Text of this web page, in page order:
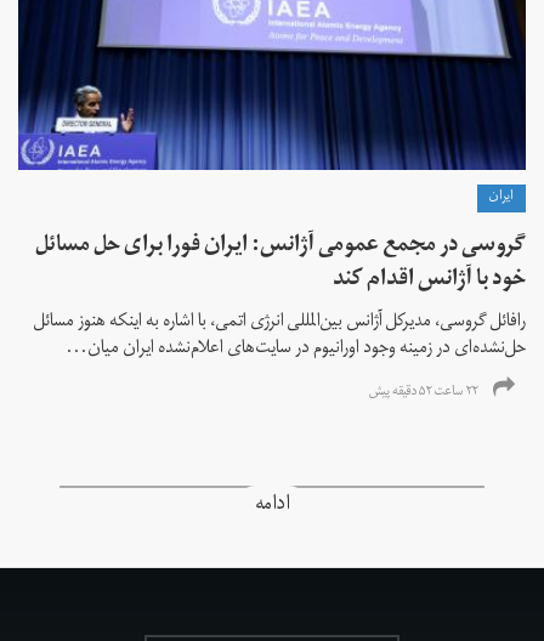
ايران
گروسی در مجمع عمومی آژانس: ایران فورا برای حل مسائل
خود با آژانس اقدام کند
رافائل گروسی، مدیرکل آژانس بین‌المللی انرژی اتمی، با اشاره به اینکه هنوز مسائل
حل‌نشده‌ای در زمینه وجود اورانیوم در سایت‌های اعلام‌نشده ایران میان...
۲۲ ساعت ۵۲ دقیقه پیش
ادامه